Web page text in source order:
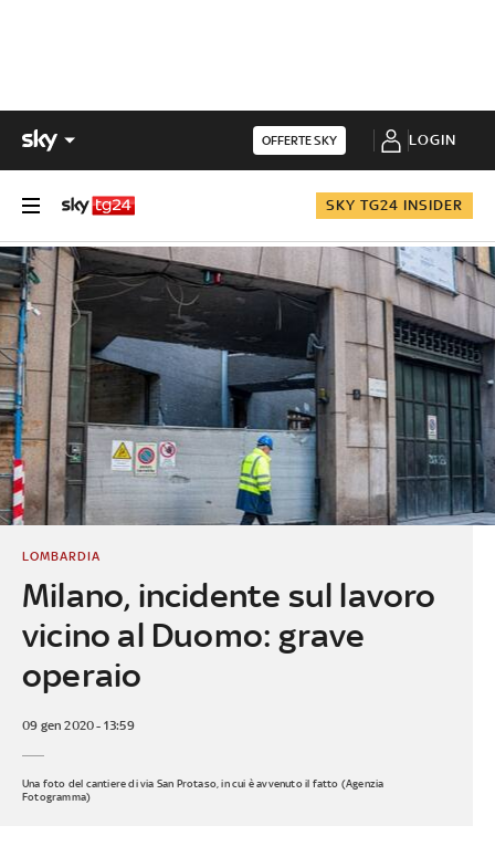
OFFERTE SKY LOGIN
SKY TG24 INSIDER
Milano, incidente sul lavoro
vicino al Duomo: grave
operaio
LOMBARDIA
09 gen 2020 - 13:59
Una foto del cantiere di via San Protaso, in cui è avvenuto il fatto (Agenzia
Fotogramma)